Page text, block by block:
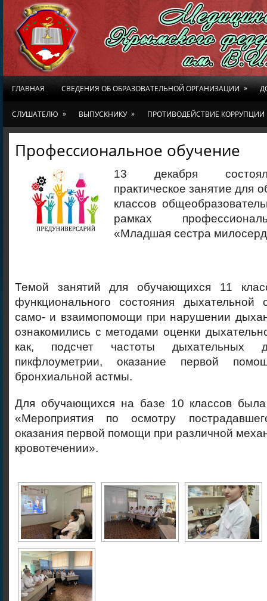
ГЛАВНАЯ СВЕДЕНИЯ ОБ ОБРАЗОВАТЕЛЬНОЙ ОРГАНИЗАЦИИ »
СЛУШАТЕЛЮ » ВЫПУСКНИКУ » ПРОТИВОДЕЙСТВИЕ КОРРУПЦИИ
Профессиональное обучение
13 декабря
практическое занятие для
классов
рамках
«Младшая сестра
Темой занятий для обучающихся 11
функционального состояния дыхательной
само- и взаимопомощи при нарушении
ознакомились с методами оценки
как, подсчет частоты дыхательных
пикфлоуметрии, оказание первой
бронхиальной астмы.
Для обучающихся на базе 10 классов
«Мероприятия по осмотру
оказания первой помощи при различной
кровотечении».